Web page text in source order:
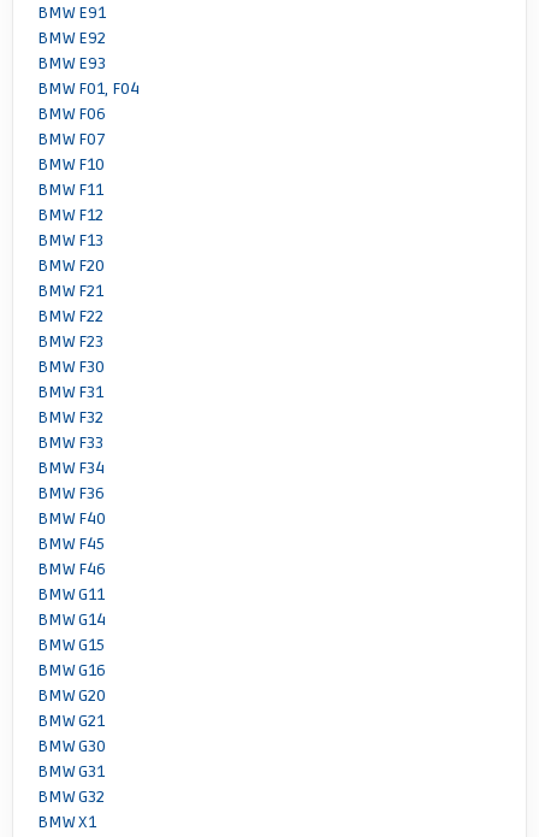
BMW E91
BMW E92
BMW E93
BMW F01, F04
BMW F06
BMW F07
BMW F10
BMW F11
BMW F12
BMW F13
BMW F20
BMW F21
BMW F22
BMW F23
BMW F30
BMW F31
BMW F32
BMW F33
BMW F34
BMW F36
BMW F40
BMW F45
BMW F46
BMW G11
BMW G14
BMW G15
BMW G16
BMW G20
BMW G21
BMW G30
BMW G31
BMW G32
BMW X1